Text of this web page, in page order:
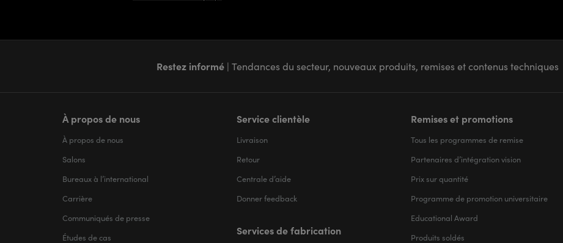
Restez informé | Tendances du secteur, nouveaux produits, remises et contenus techniques
À propos de nous
À propos de nous
Salons
Bureaux à l’international
Carrière
Communiqués de presse
Études de cas
Service clientèle
Livraison
Retour
Centrale d’aide
Donner feedback
Services de fabrication
Remises et promotions
Tous les programmes de remise
Partenaires d’intégration vision
Prix sur quantité
Programme de promotion universitaire
Educational Award
Produits soldés